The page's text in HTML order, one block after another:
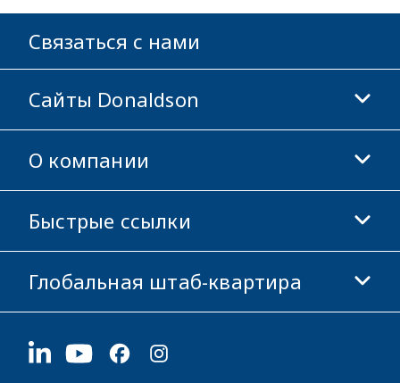
Связаться с нами
Сайты Donaldson
Donaldson Life Sciences
Магазин Donaldson
О компании
Информация о компании
Этика и соблюдение норм
Карьера
Быстрые ссылки
Инвесторам
Поставщикам
Устойчивое развитие
Глобальная штаб-квартира
1400 W 94th Street